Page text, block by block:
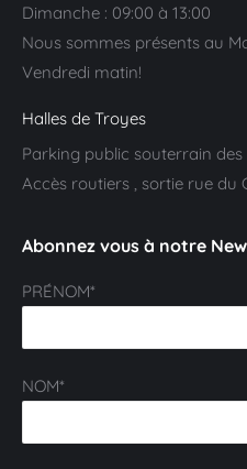
Dimanche : 09:00 à 13:00
Nous sommes présents au
Vendredi matin!
Halles de Troyes
Parking public souterrain
Accès routiers , sortie rue du
Abonnez vous à notre
PRÉNOM*
NOM*